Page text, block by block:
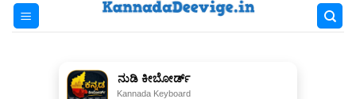
Skip
ನುಡಿ ಕೀಬೋರ್ಡ್
Kannada Keyboard